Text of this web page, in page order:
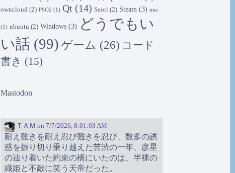
owncloud (2) PSO2 (1) Qt (14) Saori (2) Steam (3) trac
(1) ubuntu (2) Windows (3) どうでもい
い話 (99) ゲーム (26) コード
書き (15)
Mastodon
ＴＡＭ on7/7/2026, 8:01:03 AM
耐え難きを耐え忍び難きを忍び、数多の誘
惑を振り切り乗り越えた苦渋の一年、彦星
の辿り着いた約束の橋にいたのは、半裸の
織姫と不敵に笑う天帝だった。